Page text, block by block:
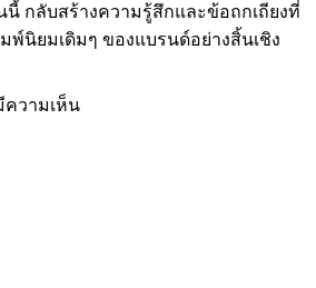
นนี้ กลับสร้างความรู้สึกและข้อถกเถียงที่
พ์นิยมเดิมๆ ของแบรนด์อย่างสิ้นเชิง
ความเห็น